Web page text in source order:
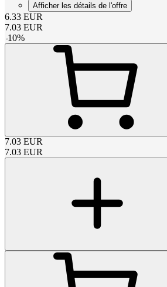
Afficher les détails de l'offre
6.33 EUR
7.03 EUR
-10%
7.03 EUR
7.03 EUR